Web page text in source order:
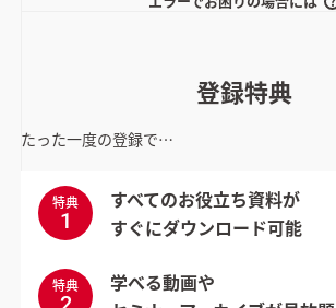
登録特典
たった一度の登録で…
特典
1
すべてのお役立ち資料が
すぐにダウンロード可能
特典
学べる動画や